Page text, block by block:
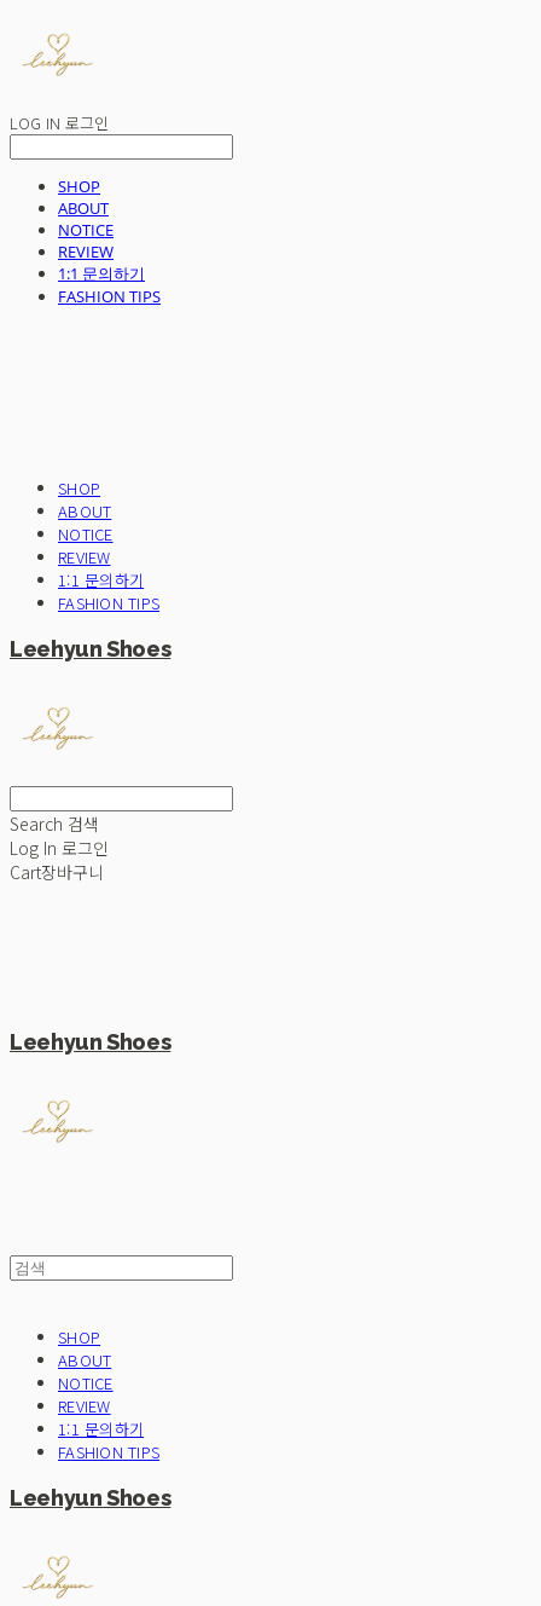
LOG IN 로그인
SHOP
ABOUT
NOTICE
REVIEW
1:1 문의하기
FASHION TIPS
SHOP
ABOUT
NOTICE
REVIEW
1:1 문의하기
FASHION TIPS
Leehyun Shoes
Search 검색
Log In 로그인
Cart장바구니
Leehyun Shoes
SHOP
ABOUT
NOTICE
REVIEW
1:1 문의하기
FASHION TIPS
Leehyun Shoes